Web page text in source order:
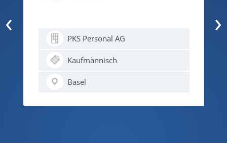
PKS Personal AG
Logistik / Spedition
‹ ›